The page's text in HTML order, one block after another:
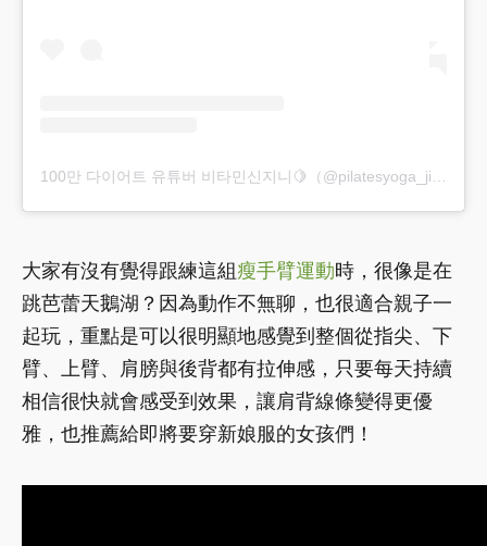
大家有沒有覺得跟練這組瘦手臂運動時，很像是在
跳芭蕾天鵝湖？因為動作不無聊，也很適合親子一
起玩，重點是可以很明顯地感覺到整個從指尖、下
臂、上臂、肩膀與後背都有拉伸感，只要每天持續
相信很快就會感受到效果，讓肩背線條變得更優
雅，也推薦給即將要穿新娘服的女孩們！